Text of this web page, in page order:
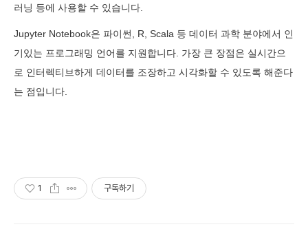
러닝 등에 사용할 수 있습니다.
Jupyter Notebook은 파이썬, R, Scala 등 데이터 과학 분야에서 인
기있는 프로그래밍 언어를 지원합니다. 가장 큰 장점은 실시간으
로 인터렉티브하게 데이터를 조장하고 시각화할 수 있도록 해준다
는 점입니다.
1 구독하기